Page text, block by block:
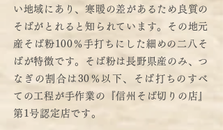
い地域にあり、寒暖の差があるため良質の
そばがとれると知られています。その地元
産そば粉100％手打ちにした細めの二八そ
ばが特徴です。そば粉は長野県産のみ、つ
なぎの割合は30％以下、そば打ちのすべ
ての工程が手作業の『信州そば切りの店』
第1号認定店です。